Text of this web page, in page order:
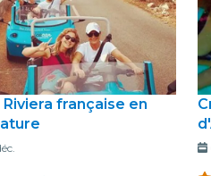
française en